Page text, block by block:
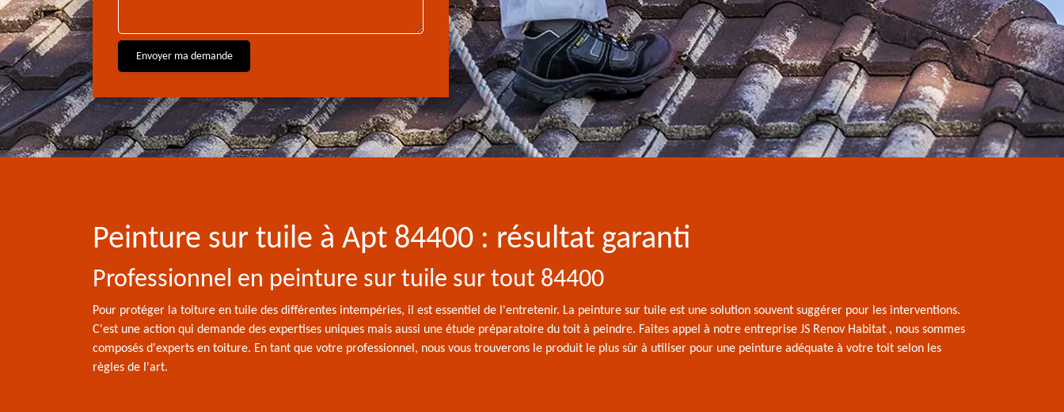
Peinture sur tuile à Apt 84400 : résultat garanti
Professionnel en peinture sur tuile sur tout 84400
Pour protéger la toiture en tuile des différentes intempéries, il est essentiel de l'entretenir. La peinture sur tuile est une solution souvent suggérer pour les interventions.
C'est une action qui demande des expertises uniques mais aussi une étude préparatoire du toit à peindre. Faites appel à notre entreprise JS Renov Habitat , nous sommes
composés d'experts en toiture. En tant que votre professionnel, nous vous trouverons le produit le plus sûr à utiliser pour une peinture adéquate à votre toit selon les
règles de l'art.